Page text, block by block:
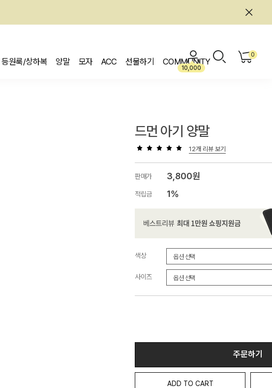
등원룩/상하복 양말 모자 ACC 선물하기 COMMUNITY
10,000
0
드먼 아기 양말
12개 리뷰 보기
판매가 3,800원
적립금 1%
색상
사이즈
주문하기
ADD TO CART